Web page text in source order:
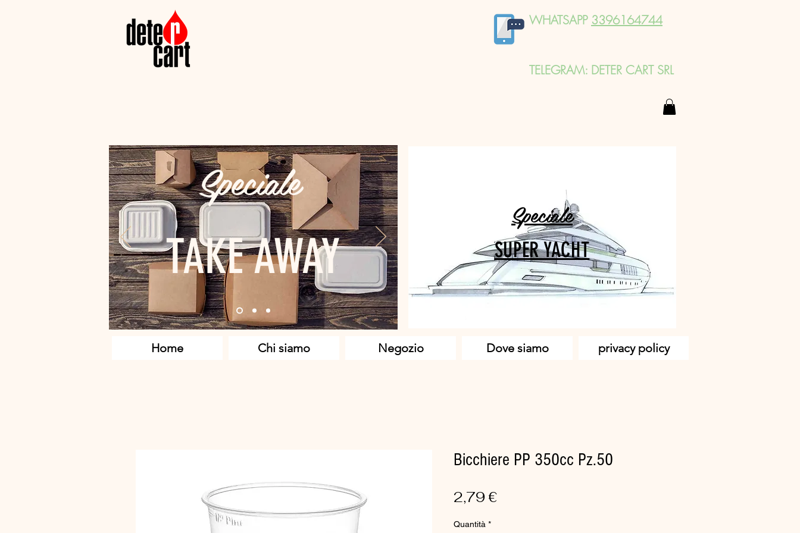
Speciale
TAKE AWAY
WHATSAPP 3396164744
TELEGRAM: DETER CART SRL
Speciale
SUPER YACHT
Home Chi siamo Negozio Dove siamo privacy policy
Bicchiere PP 350cc Pz.50
2,79 €
Quantità *